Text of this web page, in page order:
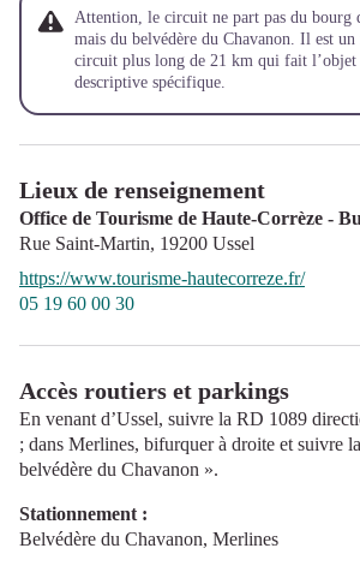
Attention, le circuit ne part pas du bourg
mais du belvédère du Chavanon. Il est un
circuit plus long de 21 km qui fait l’objet
descriptive spécifique.
Lieux de renseignement
Office de Tourisme de Haute-Corrèze -
Rue Saint-Martin, 19200 Ussel
https://www.tourisme-hautecorreze.fr/
05 19 60 00 30
Accès routiers et parkings
En venant d’Ussel, suivre la RD 1089
; dans Merlines, bifurquer à droite et suivre
belvédère du Chavanon ».
Stationnement :
Belvédère du Chavanon, Merlines